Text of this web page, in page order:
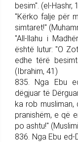
besim". (el-Hashr,
"Kërko falje për
simtaret!"
"All-llahu i
është lutur: "O
edhe tërë
(Ibrahim, 41)
835. Nga Ebu
dëgjuar të
ka rob musliman,
pranishëm, e që
po ashtu!"
836. Nga Ebu ed-